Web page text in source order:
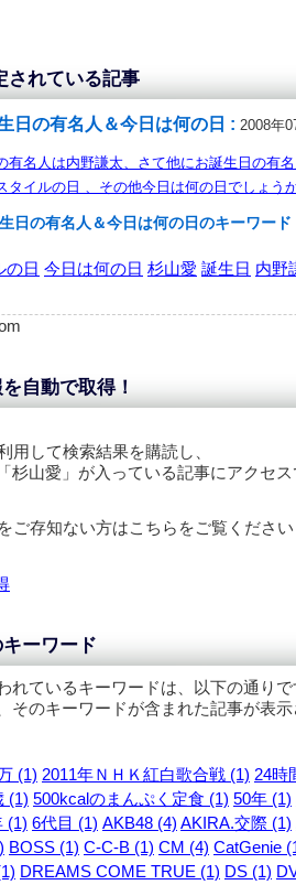
されている記事
日の有名人＆今日は何の日 : 2008年
有名人は内野謙太、さて他にお誕生日の有
タイルの日 、その他今日は何の日でしょう
日の有名人＆今日は何の日のキーワード
の日 今日は何の日 杉山愛 誕生日 内野
自動で取得！
用して検索結果を購読し、
杉山愛 」が入っている記事にアクセス
ご存知ない方はこちらをご覧くださ
ーワード
れているキーワードは、以下の通りで
そのキーワードが含まれた記事が表示
(1) 2011年ＮＨＫ紅白歌合戦 (1) 24時
(1) 500kcalのまんぷく定食 (1) 50年 (1)
(1) 6代目 (1) AKB48 (4) AKIRA.交際 (1)
BOSS (1) C-C-B (1) CM (4) CatGenie
DREAMS COME TRUE (1) DS (1)